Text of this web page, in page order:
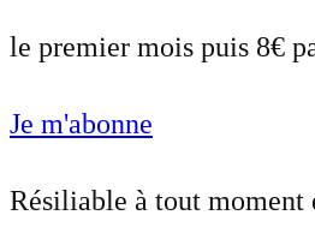
le premier mois puis 8€
Je m'abonne
Résiliable à tout moment